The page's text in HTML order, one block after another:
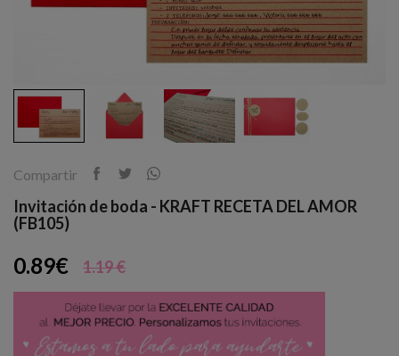
Compartir
Invitación de boda - KRAFT RECETA DEL AMOR
(FB105)
0.89€ 1.19 €